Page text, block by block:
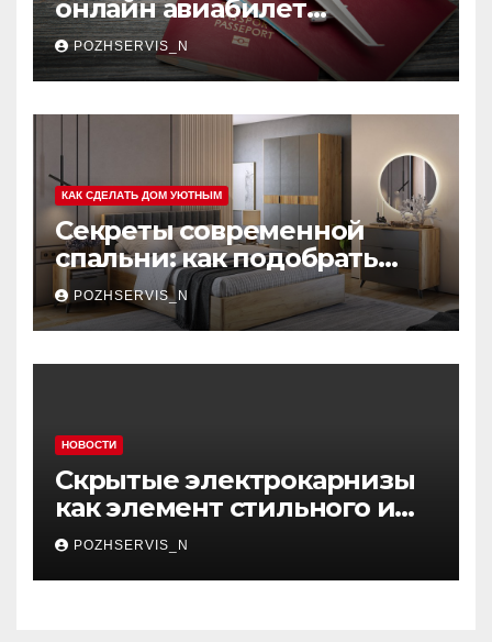
онлайн авиабилет
Аэрофлота: пошаговое
руководство
POZHSERVIS_N
КАК СДЕЛАТЬ ДОМ УЮТНЫМ
Секреты современной
спальни: как подобрать
мебель, которая меняет
пространство
POZHSERVIS_N
НОВОСТИ
Скрытые электрокарнизы
как элемент стильного и
функционального
интерьера
POZHSERVIS_N